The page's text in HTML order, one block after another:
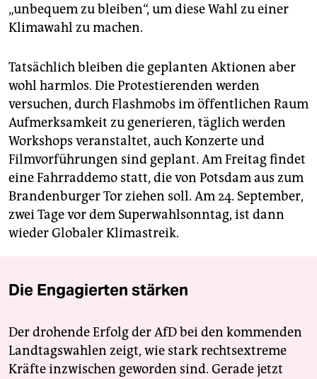
„unbequem zu bleiben“, um diese Wahl zu einer
Klimawahl zu machen.
Tatsächlich bleiben die geplanten Aktionen aber
wohl harmlos. Die Protestierenden werden
versuchen, durch Flashmobs im öffentlichen Raum
Aufmerksamkeit zu generieren, täglich werden
Workshops veranstaltet, auch Konzerte und
Filmvorführungen sind geplant. Am Freitag findet
eine Fahrraddemo statt, die von Potsdam aus zum
Brandenburger Tor ziehen soll. Am 24. September,
zwei Tage vor dem Superwahlsonntag, ist dann
wieder Globaler Klimastreik.
Die Engagierten stärken
Der drohende Erfolg der AfD bei den kommenden
Landtagswahlen zeigt, wie stark rechtsextreme
Kräfte inzwischen geworden sind. Gerade jetzt